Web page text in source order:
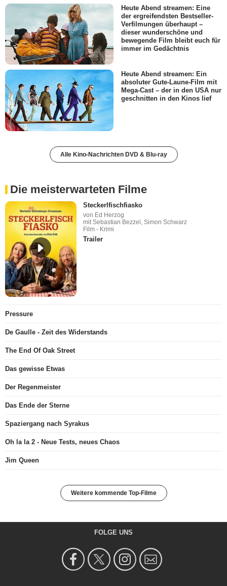
Heute Abend streamen: Eine
der ergreifendsten Bestseller-
Verfilmungen überhaupt –
dieser wunderschöne und
bewegende Film bleibt euch für
immer im Gedächtnis
Heute Abend streamen: Ein
absoluter Gute-Laune-Film mit
Mega-Cast – der in den USA nur
geschnitten in den Kinos lief
Alle Kino-Nachrichten DVD & Blu-ray
Die meisterwarteten Filme
Steckerlfischfiasko
von Ed Herzog
mit Sebastian Bezzel, Simon Schwarz
Film - Krimi
Trailer
Pressure
De Gaulle - Zeit des Widerstands
The End Of Oak Street
Das gewisse Etwas
Der Regenmeister
Das Ende der Sterne
Spaziergang nach Syrakus
Oh la la 2 - Neue Tests, neues Chaos
Jim Queen
Weitere kommende Top-Filme
FOLGE UNS